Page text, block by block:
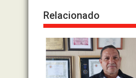
Relacionado